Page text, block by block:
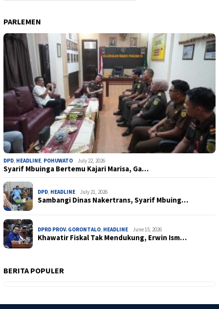
PARLEMEN
DPD, HEADLINE, POHUWATO July 22, 2026
Syarif Mbuinga Bertemu Kajari Marisa, Ga…
DPD, HEADLINE July 21, 2026
Sambangi Dinas Nakertrans, Syarif Mbuing…
DPRD PROV. GORONTALO, HEADLINE June 15, 2026
Khawatir Fiskal Tak Mendukung, Erwin Ism…
BERITA POPULER